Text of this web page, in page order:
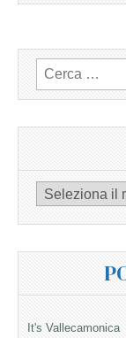
Ricerca
per:
Archivi
It's Vallecamonica